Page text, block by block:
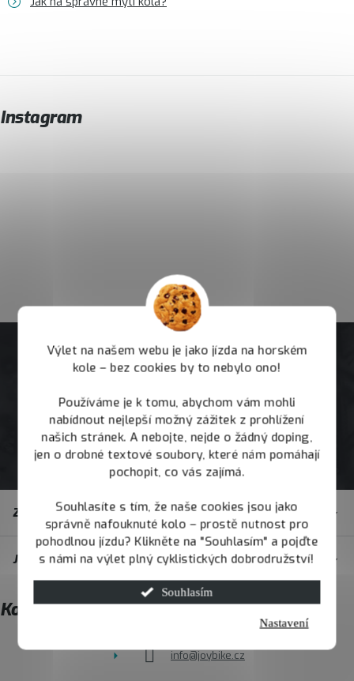
Výlet na našem webu je jako jízda na horském
kole – bez cookies by to nebylo ono!
Používáme je k tomu, abychom vám mohli
nabídnout nejlepší možný zážitek z prohlížení
našich stránek. A nebojte, nejde o žádný doping,
jen o drobné textové soubory, které nám pomáhají
pochopit, co vás zajímá.
Souhlasíte s tím, že naše cookies jsou jako
správně nafouknuté kolo – prostě nutnost pro
pohodlnou jízdu? Klikněte na "Souhlasím" a pojďte
s námi na výlet plný cyklistických dobrodružství!
Souhlasím
Nastavení
Instagram
t
í
Zákaznický servis
JOY.BIKE
Kontakt
info@joybike.cz